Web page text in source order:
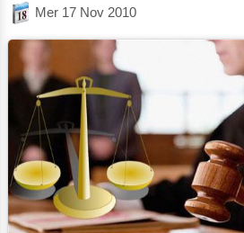
Mer 17 Nov 2010